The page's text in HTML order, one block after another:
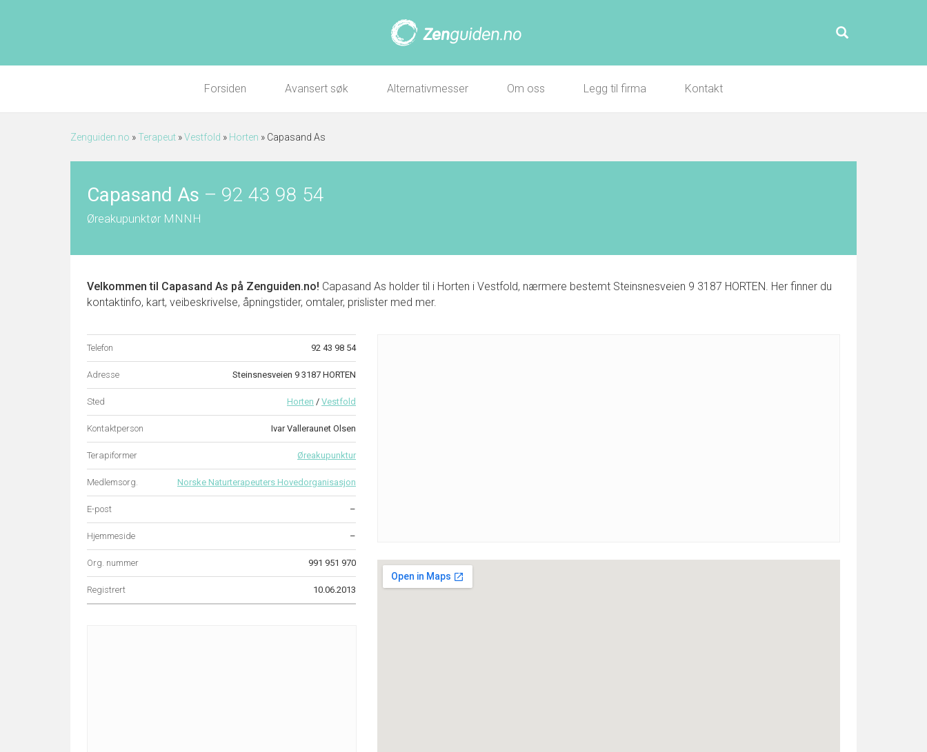
Forsiden Avansert søk Alternativmesser Om oss Legg til firma Kontakt
Zenguiden.no »Terapeut »Vestfold » Horten » Capasand As
Capasand As – 92 43 98 54
Øreakupunktør MNNH
Velkommen til Capasand As på Zenguiden.no! Capasand As holder til i Horten i Vestfold, nærmere bestemt Steinsnesveien 9 3187 HORTEN. Her finner du
kontaktinfo, kart, veibeskrivelse, åpningstider, omtaler, prislister med mer.
Telefon 92 43 98 54
Adresse Steinsnesveien 9 3187 HORTEN
Sted Horten / Vestfold
Kontaktperson Ivar Valleraunet Olsen
Terapiformer Øreakupunktur
Medlemsorg. Norske Naturterapeuters Hovedorganisasjon
E-post –
Hjemmeside –
Org. nummer 991 951 970
Registrert 10.06.2013